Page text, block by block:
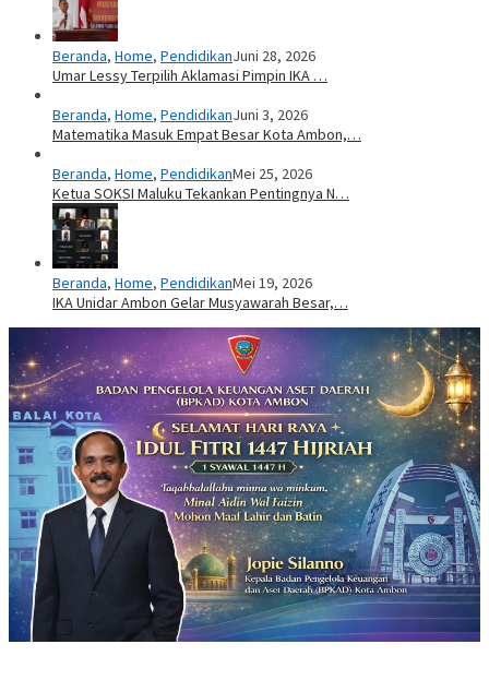
Beranda, Home, PendidikanJuni 28, 2026
Umar Lessy Terpilih Aklamasi Pimpin IKA …
Beranda, Home, PendidikanJuni 3, 2026
Matematika Masuk Empat Besar Kota Ambon,…
Beranda, Home, PendidikanMei 25, 2026
Ketua SOKSI Maluku Tekankan Pentingnya N…
Beranda, Home, PendidikanMei 19, 2026
IKA Unidar Ambon Gelar Musyawarah Besar,…